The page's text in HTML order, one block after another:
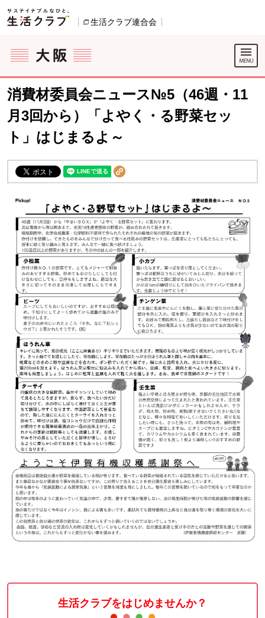
ページの先頭です。
生活クラブ連合会
ここからサイト内共通メニューです。
サイト内共通メニューをスキップする
サイト内共通メニューここまで。
消費材委員会ニュース№5（46週・11
月3回から）「よやく・る野菜セッ
ト」はじまるよ～
生活クラブをはじめませんか？